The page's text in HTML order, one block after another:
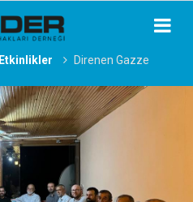
Etkinlikler
Direnen Gazze